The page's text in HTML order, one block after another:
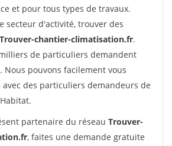
et pour tous types de travaux.
secteur d'activité, trouver des
Trouver-chantier-climatisation.fr.
de particuliers demandent
Nous pouvons facilement vous
des particuliers demandeurs de
partenaire du réseau Trouver-
, faites une demande gratuite